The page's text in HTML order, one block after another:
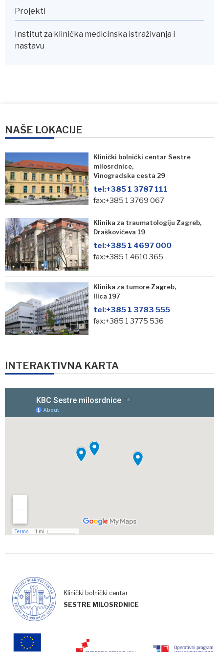
Projekti
Institut za klinička medicinska istraživanja i
nastavu
NAŠE LOKACIJE
Klinički bolnički centar Sestre
milosrdnice,
Vinogradska cesta 29
tel:+385 1 3787 111
fax:+385 1 3769 067
Klinika za traumatologiju Zagreb,
Draškovićeva 19
tel:+385 1 4697 000
fax:+385 1 4610 365
Klinika za tumore Zagreb,
Ilica 197
tel:+385 1 3783 555
fax:+385 1 3775 536
INTERAKTIVNA KARTA
Klinički bolnički centar
SESTRE MILOSRDNICE